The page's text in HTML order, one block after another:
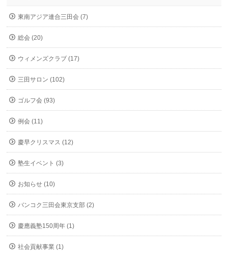
東南アジア連合三田会 (7)
総会 (20)
ウィメンズクラブ (17)
三田サロン (102)
ゴルフ会 (93)
例会 (11)
慶早クリスマス (12)
塾生イベント (3)
お知らせ (10)
バンコク三田会東京支部 (2)
慶應義塾150周年 (1)
社会貢献事業 (1)